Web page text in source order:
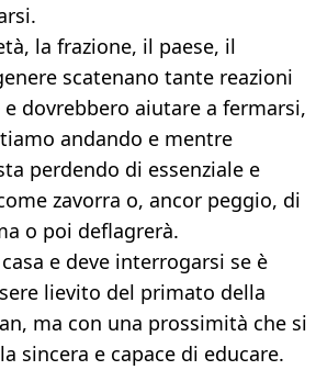
la frazione, il paese, il
scatenano tante reazioni
dovrebbero aiutare a fermarsi,
andando e mentre
perdendo di essenziale e
zavorra o, ancor peggio, di
o poi deflagrerà.
e deve interrogarsi se è
lievito del primato della
ma con una prossimità che si
sincera e capace di educare.